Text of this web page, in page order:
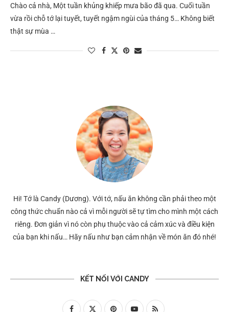
Chào cả nhà, Một tuần khủng khiếp mưa bão đã qua. Cuối tuần
vừa rồi chỗ tớ lại tuyết, tuyết ngậm ngùi của tháng 5… Không biết
thật sự mùa …
Hi! Tớ là Candy (Dương). Với tớ, nấu ăn không cần phải theo một
công thức chuẩn nào cả vì mỗi người sẽ tự tìm cho mình một cách
riêng. Đơn giản vì nó còn phụ thuộc vào cả cảm xúc và điều kiện
của bạn khi nấu… Hãy nấu như bạn cảm nhận về món ăn đó nhé!
KẾT NỐI VỚI CANDY